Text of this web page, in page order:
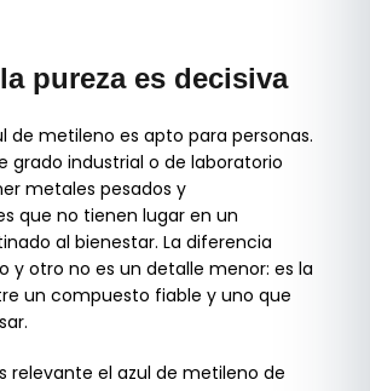
pureza es decisiva
de metileno es apto para personas.
grado industrial o de laboratorio
metales pesados y
que no tienen lugar en un
al bienestar. La diferencia
y otro no es un detalle menor: es la
un compuesto fiable y uno que
relevante el azul de metileno de